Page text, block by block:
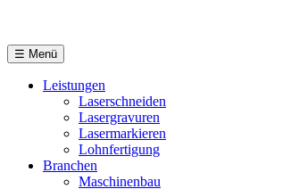
☰ Menü
Leistungen
Laserschneiden
Lasergravuren
Lasermarkieren
Lohnfertigung
Branchen
Maschinenbau